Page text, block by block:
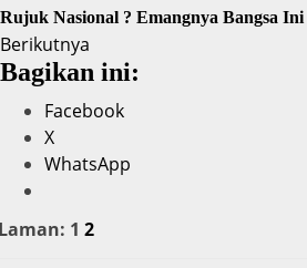
Rujuk Nasional ? Emangnya Bangsa
Berikutnya
Bagikan ini:
Facebook
X
WhatsApp
1 2